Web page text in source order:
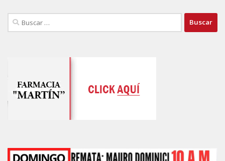
Buscar: